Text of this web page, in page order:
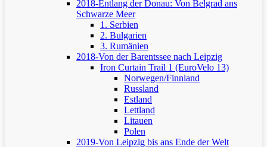
2018-Entlang der Donau: Von Belgrad ans
Schwarze Meer
1. Serbien
2. Bulgarien
3. Rumänien
2018-Von der Barentssee nach Leipzig
Iron Curtain Trail 1 (EuroVelo 13)
Norwegen/Finnland
Russland
Estland
Lettland
Litauen
Polen
2019-Von Leipzig bis ans Ende der Welt